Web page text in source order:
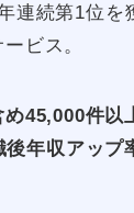
連続第1位を
ビス。
45,000件以
年収アップ